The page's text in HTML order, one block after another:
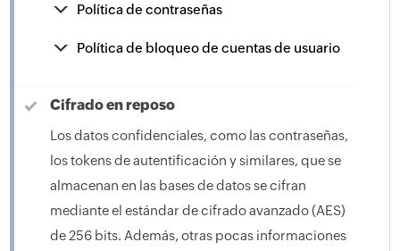
Política de contraseñas
Política de bloqueo de cuentas de usuario
Cifrado en reposo
Los datos confidenciales, como las contraseñas,
los tokens de autentificación y similares, que se
almacenan en las bases de datos se cifran
mediante el estándar de cifrado avanzado (AES)
de 256 bits. Además, otras pocas informaciones